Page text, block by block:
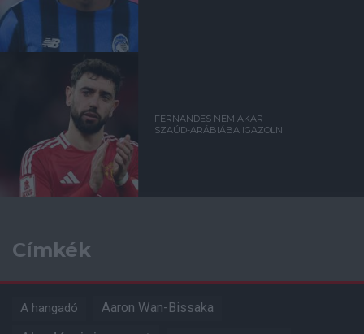
FERNANDES NEM AKAR
SZAÚD-ARÁBIÁBA IGAZOLNI
Címkék
A hangadó Aaron Wan-Bissaka